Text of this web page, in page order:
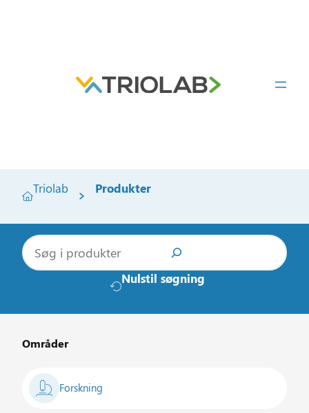
Triolab Produkter
S
ø
g
Nulstil søgning
Områder
Forskning